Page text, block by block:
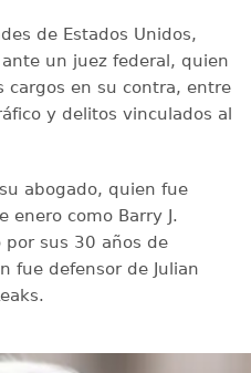
de Estados Unidos,
un juez federal, quien
cargos en su contra, entre
y delitos vinculados al
abogado, quien fue
enero como Barry J.
por sus 30 años de
fue defensor de Julian